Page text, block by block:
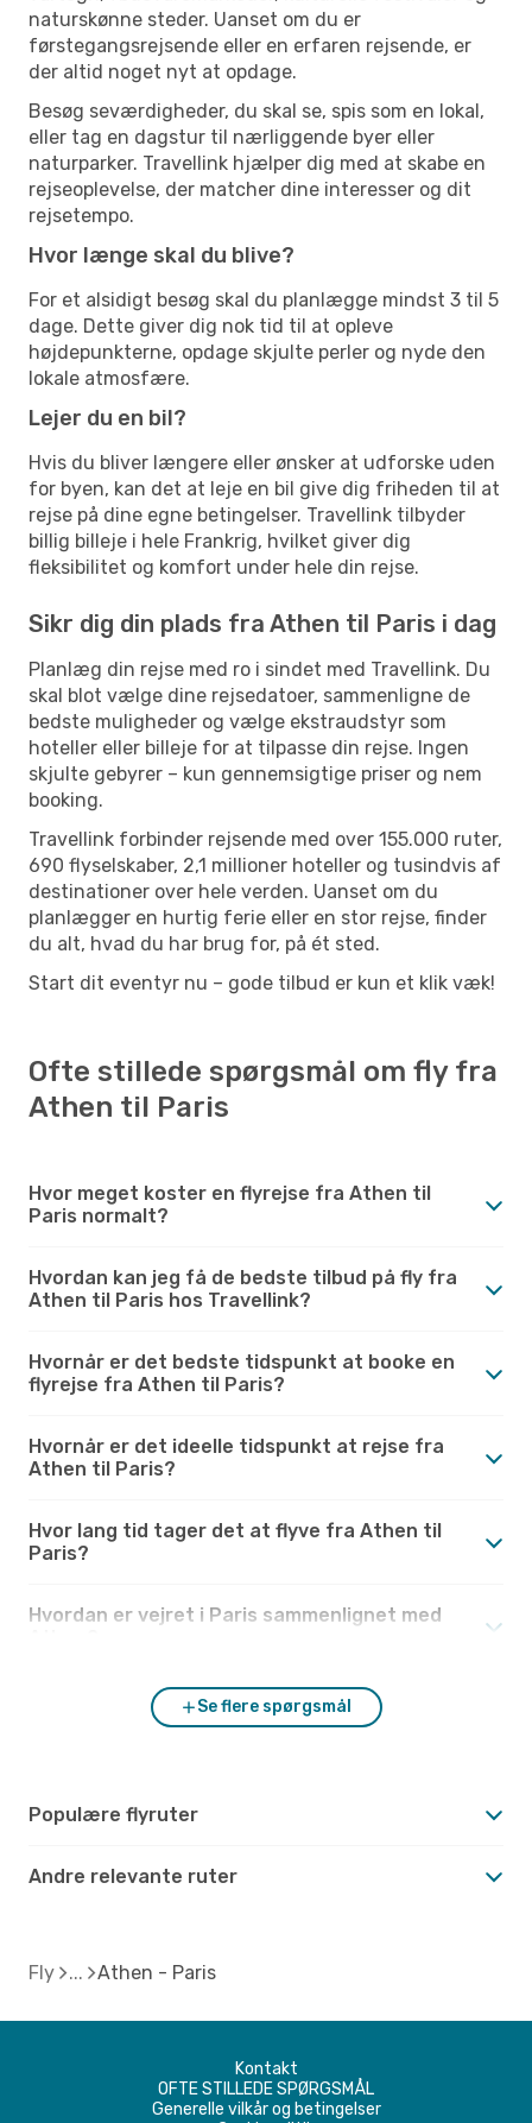
naturskønne steder. Uanset om du er
førstegangsrejsende eller en erfaren rejsende, er
der altid noget nyt at opdage.
Besøg seværdigheder, du skal se, spis som en lokal,
eller tag en dagstur til nærliggende byer eller
naturparker. Travellink hjælper dig med at skabe en
rejseoplevelse, der matcher dine interesser og dit
rejsetempo.
Hvor længe skal du blive?
For et alsidigt besøg skal du planlægge mindst 3 til 5
dage. Dette giver dig nok tid til at opleve
højdepunkterne, opdage skjulte perler og nyde den
lokale atmosfære.
Lejer du en bil?
Hvis du bliver længere eller ønsker at udforske uden
for byen, kan det at leje en bil give dig friheden til at
rejse på dine egne betingelser. Travellink tilbyder
billig billeje i hele Frankrig, hvilket giver dig
fleksibilitet og komfort under hele din rejse.
Sikr dig din plads fra Athen til Paris i dag
Planlæg din rejse med ro i sindet med Travellink. Du
skal blot vælge dine rejsedatoer, sammenligne de
bedste muligheder og vælge ekstraudstyr som
hoteller eller billeje for at tilpasse din rejse. Ingen
skjulte gebyrer – kun gennemsigtige priser og nem
booking.
Travellink forbinder rejsende med over 155.000 ruter,
690 flyselskaber, 2,1 millioner hoteller og tusindvis af
destinationer over hele verden. Uanset om du
planlægger en hurtig ferie eller en stor rejse, finder
du alt, hvad du har brug for, på ét sted.
Start dit eventyr nu – gode tilbud er kun et klik væk!
Ofte stillede spørgsmål om fly fra
Athen til Paris
Hvor meget koster en flyrejse fra Athen til
Paris normalt?
Hvordan kan jeg få de bedste tilbud på fly fra
Athen til Paris hos Travellink?
Hvornår er det bedste tidspunkt at booke en
flyrejse fra Athen til Paris?
Hvornår er det ideelle tidspunkt at rejse fra
Athen til Paris?
Hvor lang tid tager det at flyve fra Athen til
Paris?
Hvordan er vejret i Paris sammenlignet med
Se flere spørgsmål
Populære flyruter
Andre relevante ruter
Fly Athen - Paris
Kontakt
OFTE STILLEDE SPØRGSMÅL
Generelle vilkår og betingelser